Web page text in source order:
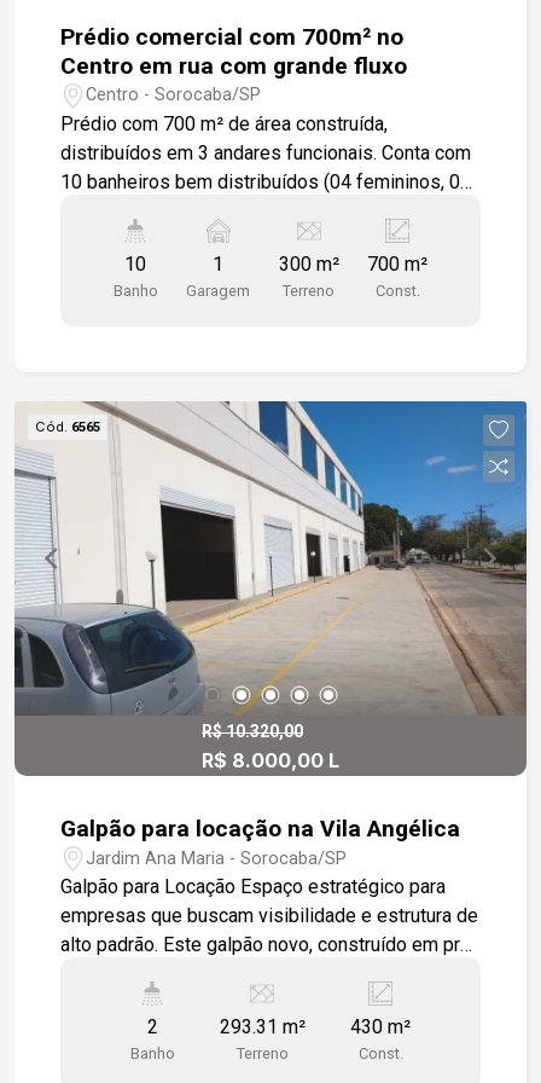
Prédio comercial com 700m² no
Centro em rua com grande fluxo
Centro - Sorocaba/SP
Prédio com 700 m² de área construída,
distribuídos em 3 andares funcionais. Conta com
10 banheiros bem distribuídos (04 femininos, 04
comodidade para colaboradores e clientes. No
térreo, um salão comercial climatizado de 180
m², ideal para recepção de clientes, showroom ou
ou coworking. Além disso, o prédio dispõe de
cozinha e um terraço com churrasqueira, perfeito
para momentos de integração e confraternização
expandido da cidade, com fácil acesso a
principais avenidas e serviços. Uma excelente
oportunidade para empresas que buscam
estrutura, visibilidade e conforto em um só
endereço.
10
Banho
1
Garagem
300 m²
Terreno
700 m²
Const.
Cód. 6565
R$ 10.320,00
R$ 8.000,00 L
Galpão para locação na Vila Angélica
Jardim Ana Maria - Sorocaba/SP
Galpão para Locação Espaço estratégico para
empresas que buscam visibilidade e estrutura de
alto padrão. Este galpão novo, construído em pré-
avenidas mais movimentadas de Sorocaba, a
poucos minutos do aeroporto e com acesso
rápido à Rodovia Castelo Branco. Uma
2
Banho
293.31 m²
Terreno
430 m²
Const.